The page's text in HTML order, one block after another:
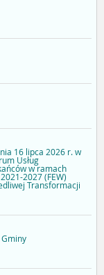
16 lipca 2026 r. w
Usług
w ramach
2027 (FEW)
Transformacji